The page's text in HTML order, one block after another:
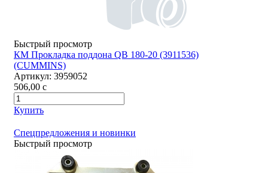
Быстрый просмотр
КМ Прокладка поддона QB 180-20 (3911536)
(СUMMINS)
Артикул: 3959052
506,00 c
Купить
Спецпредложения и новинки
Быстрый просмотр